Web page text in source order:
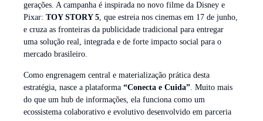
gerações. A campanha é inspirada no novo filme da Disney e
Pixar: TOY STORY 5, que estreia nos cinemas em 17 de junho,
e cruza as fronteiras da publicidade tradicional para entregar
uma solução real, integrada e de forte impacto social para o
mercado brasileiro.
Como engrenagem central e materialização prática desta
estratégia, nasce a plataforma “Conecta e Cuida” . Muito mais
do que um hub de informações, ela funciona como um
ecossistema colaborativo e evolutivo desenvolvido em parceria